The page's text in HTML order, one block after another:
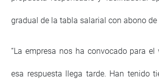
gradual de la tabla salarial con abono de
“La empresa nos ha convocado para el
esa respuesta llega tarde. Han tenido